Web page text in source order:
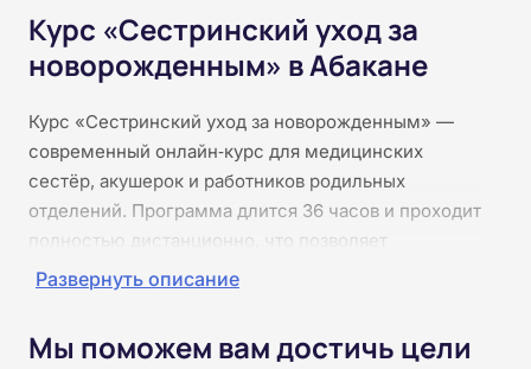
Курс «Сестринский уход за
новорожденным» в Абакане
Курс «Сестринский уход за новорожденным» —
современный онлайн‑курс для медицинских
сестёр, акушерок и работников родильных
отделений. Программа длится 36 часов и проходит
полностью дистанционно, что позволяет
совмещать обучение с практической работой.
мониторинга, технику кормления и купания,
Развернуть описание
Мы поможем вам достичь цели